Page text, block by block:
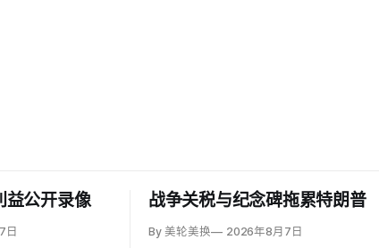
益公开录像
日
战争关税与纪念碑拖累特朗普
By 美轮美换 2026年8月7日